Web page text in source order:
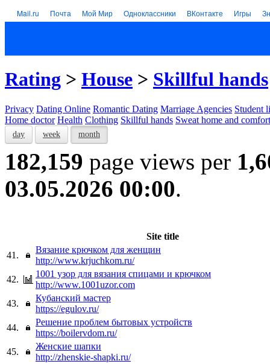
Mail.ru Почта Мой Мир Одноклассники ВКонтакте Игры
Rating > House > Skillful hands
Privacy Dating Online Romantic Dating Marriage Agencies Student
Home doctor Health Clothing Skillful hands Sweat home and comfort
day week month
182,159 page views per
03.05.2026 00:00.
Site title
41.
Вязание крючком для женщин
http://www.krjuchkom.ru/
42.
1001 узор для вязания спицами и крючком
http://www.1001uzor.com
43.
Кубанский мастер
https://egulov.ru/
44.
Решение проблем бытовых устройств
https://boilervdom.ru/
45.
Женские шапки
http://zhenskie-shapki.ru/